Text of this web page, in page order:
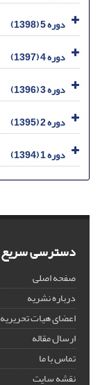
دوره 5 (1398)
دوره 4 (1397)
دوره 3 (1396)
دوره 2 (1395)
دوره 1 (1394)
دسترسی سریع
صفحه اصلی
درباره نشریه
اعضای هیات تحریریه
ارسال مقاله
تماس با ما
نقشه سایت